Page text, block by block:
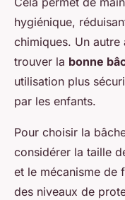
hygiénique,
chimiques. Un
trouver la bonne
utilisation plus
par les enfants.
Pour choisir la
considérer la taille
et le mécanisme de
des niveaux de